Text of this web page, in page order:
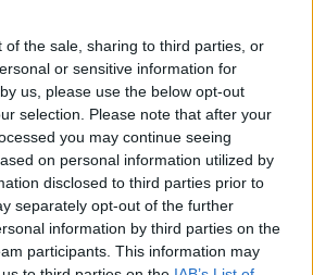
of the sale, sharing to third parties, or
or sensitive information for
us, please use the below opt-out
selection. Please note that after your
you may continue seeing
on personal information utilized by
disclosed to third parties prior to
separately opt-out of the further
information by third parties on the
participants. This information may
DIÉTA & FOGYÁS
reggelik
– így támogasd
már reggel!